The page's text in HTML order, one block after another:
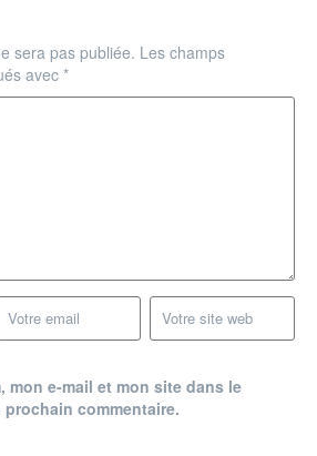
sera pas publiée. Les champs
avec *
mon e-mail et mon site dans le
commentaire.